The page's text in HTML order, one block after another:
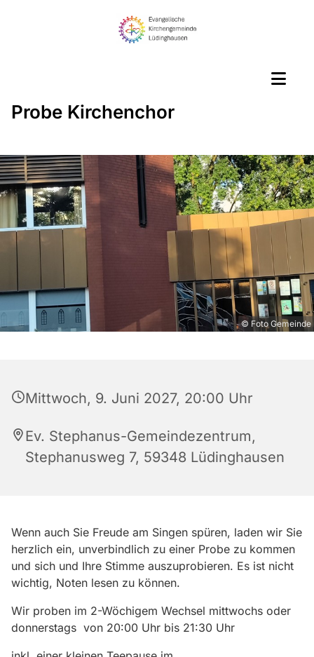
Probe Kirchenchor
© Foto Gemeinde
Mittwoch, 9. Juni 2027, 20:00 Uhr
Ev. Stephanus-Gemeindezentrum,
Stephanusweg 7, 59348 Lüdinghausen
Wenn auch Sie Freude am Singen spüren, laden wir Sie
herzlich ein, unverbindlich zu einer Probe zu kommen
und sich und Ihre Stimme auszuprobieren. Es ist nicht
wichtig, Noten lesen zu können.
Wir proben im 2-Wöchigem Wechsel mittwochs oder
donnerstags von 20:00 Uhr bis 21:30 Uhr